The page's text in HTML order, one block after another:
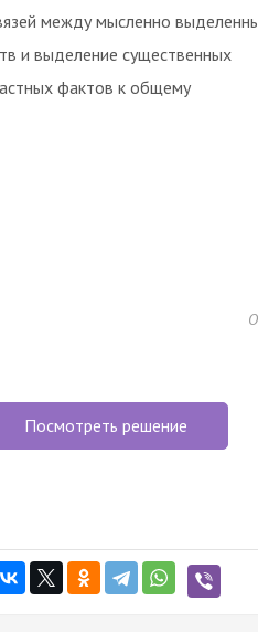
между мысленно
и выделение существенных
фактов к общему
Посмотреть решение